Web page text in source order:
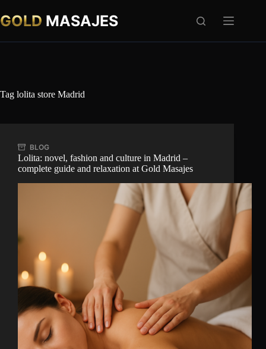
to
content
GOLD MASAJES
Tag lolita store Madrid
BLOG
Lolita: novel, fashion and culture in Madrid –
complete guide and relaxation at Gold Masajes